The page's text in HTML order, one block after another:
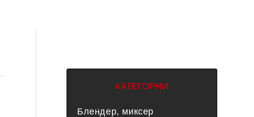
КАТЕГОРИИ
Блендер, миксер